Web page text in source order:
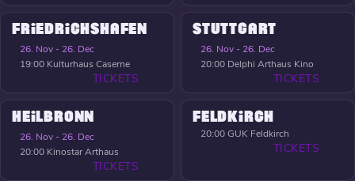
FRIEDRICHSHAFEN
26. Nov - 26. Dec
19:00 Kulturhaus Caserne
TICKETS
STUTTGART
26. Nov - 26. Dec
20:00 Delphi Arthaus Kino
TICKETS
HEILBRONN
26. Nov - 26. Dec
20:00 Kinostar Arthaus
TICKETS
FELDKIRCH
20:00GUK Feldkirch
TICKETS